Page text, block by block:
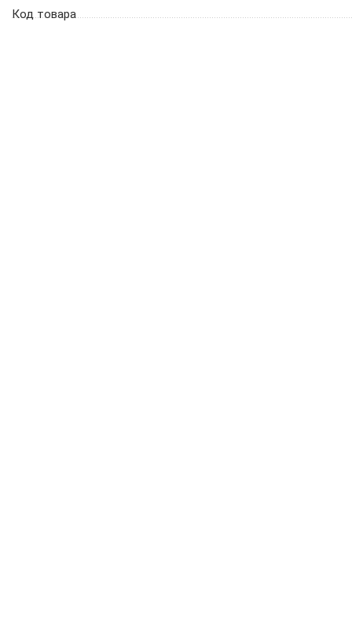
Код товара